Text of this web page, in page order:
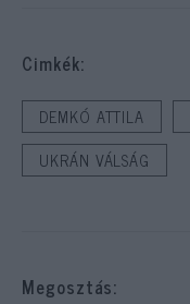
Cimkék:
DEMKÓ ATTILA
UKRÁN VÁLSÁG
Megosztás: